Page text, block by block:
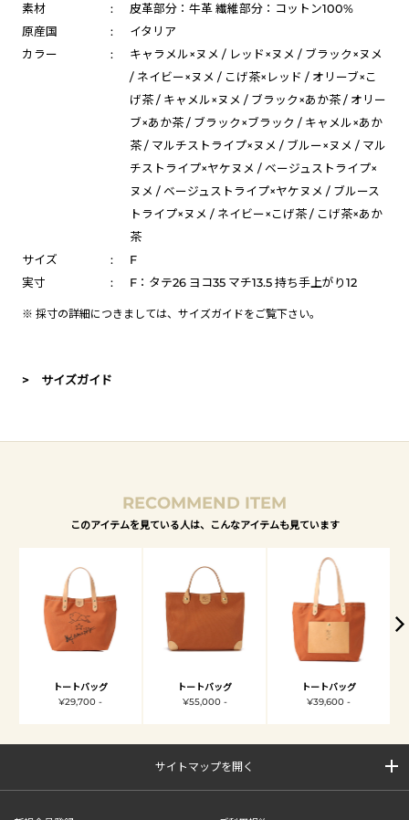
素材
:
皮革部分：牛革 繊維部分：コットン100%
原産国
:
イタリア
カラー
:
キャラメル×ヌメ / レッド×ヌメ / ブラック×ヌメ
/ ネイビー×ヌメ / こげ茶×レッド / オリーブ×こ
げ茶 / キャメル×ヌメ / ブラック×あか茶 / オリー
ブ×あか茶 / ブラック×ブラック / キャメル×あか
茶 / マルチストライプ×ヌメ / ブルー×ヌメ / マル
チストライプ×ヤケヌメ / ベージュストライプ×
ヌメ / ベージュストライプ×ヤケヌメ / ブルース
トライプ×ヌメ / ネイビー×こげ茶 / こげ茶×あか
茶
サイズ
:
F
実寸
: F：タテ26 ヨコ35 マチ13.5 持ち手上がり12
※ 採寸の詳細につきましては、 サイズガイドをご覧下さい。
> サイズガイド
RECOMMEND ITEM
このアイテムを見ている人は、こんなアイテムも見ています
トートバッグ
¥29,700 -
トートバッグ
¥55,000 -
トートバッグ
¥39,600 -
サイトマップを開く